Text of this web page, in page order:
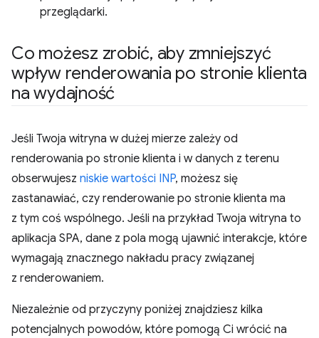
przeglądarki.
Co możesz zrobić, aby zmniejszyć
wpływ renderowania po stronie klienta
na wydajność
Jeśli Twoja witryna w dużej mierze zależy od
renderowania po stronie klienta i w danych z terenu
obserwujesz niskie wartości INP, możesz się
zastanawiać, czy renderowanie po stronie klienta ma
z tym coś wspólnego. Jeśli na przykład Twoja witryna to
aplikacja SPA, dane z pola mogą ujawnić interakcje, które
wymagają znacznego nakładu pracy związanej
z renderowaniem.
Niezależnie od przyczyny poniżej znajdziesz kilka
potencjalnych powodów, które pomogą Ci wrócić na